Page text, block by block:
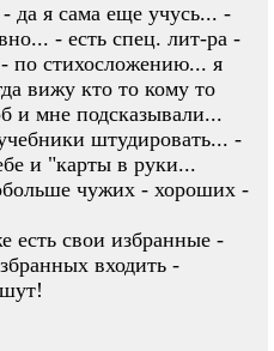
да я сама еще учусь... -
- есть спец. лит-ра -
- по стихосложению... я
вижу кто то кому то
и мне подсказывали...
штудировать... -
и "карты в руки...
чужих - хороших -
есть свои избранные -
входить -